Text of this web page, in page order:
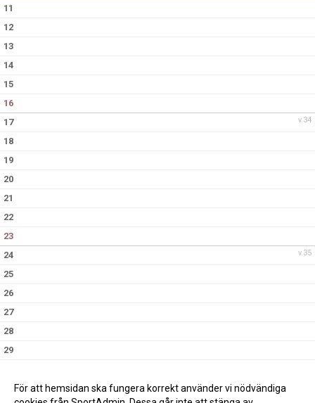
11
12
13
14
15
16
v.34
17
18
19
20
21
22
23
v.35
24
25
26
27
28
29
För att hemsidan ska fungera korrekt använder vi nödvändiga